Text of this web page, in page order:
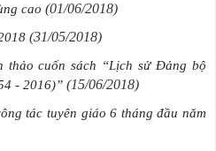
cao (01/06/2018)
(31/05/2018)
thảo cuốn sách “Lịch sử Đảng bộ
- 2016)” (15/06/2018)
tác tuyên giáo 6 tháng đầu năm